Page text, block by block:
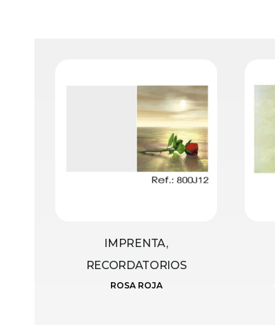
IMPRENTA,
RECORDATORIOS
ROSA ROJA